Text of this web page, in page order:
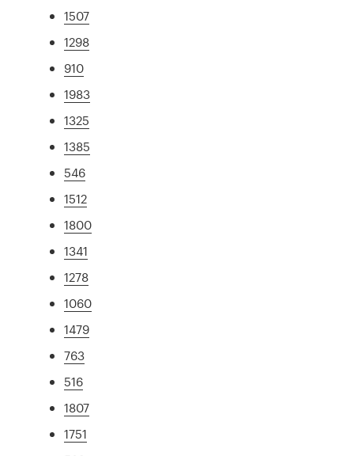
1507
1298
910
1983
1325
1385
546
1512
1800
1341
1278
1060
1479
763
516
1807
1751